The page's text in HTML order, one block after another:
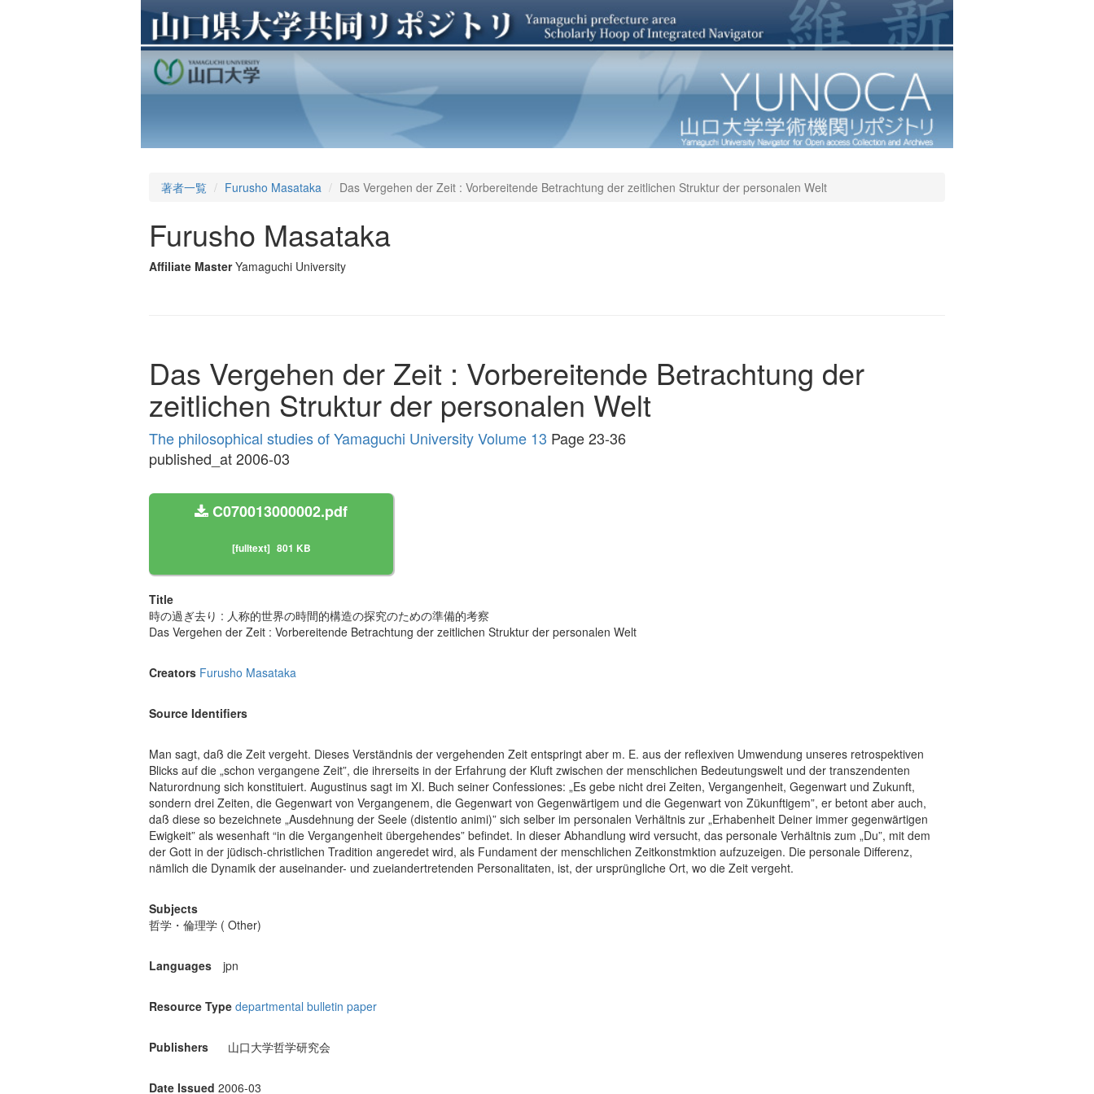
著者一覧 Furusho Masataka Das Vergehen der Zeit : Vorbereitende Betrachtung der zeitlichen Struktur der personalen Welt
Furusho Masataka
Affiliate Master Yamaguchi University
Das Vergehen der Zeit : Vorbereitende Betrachtung der
zeitlichen Struktur der personalen Welt
The philosophical studies of Yamaguchi University Volume 13 Page 23-36
published_at 2006-03
C070013000002.pdf
[fulltext] 801 KB
Title
時の過ぎ去り : 人称的世界の時間的構造の探究のための準備的考察
Das Vergehen der Zeit : Vorbereitende Betrachtung der zeitlichen Struktur der personalen Welt
Creators Furusho Masataka
Source Identifiers
Man sagt, daß die Zeit vergeht. Dieses Verständnis der vergehenden Zeit entspringt aber m. E. aus der reflexiven Umwendung unseres retrospektiven
Blicks auf die „schon vergangene Zeit”, die ihrerseits in der Erfahrung der Kluft zwischen der menschlichen Bedeutungswelt und der transzendenten
Naturordnung sich konstituiert. Augustinus sagt im XI. Buch seiner Confessiones: „Es gebe nicht drei Zeiten, Vergangenheit, Gegenwart und Zukunft,
sondern drei Zeiten, die Gegenwart von Vergangenem, die Gegenwart von Gegenwärtigem und die Gegenwart von Zükunftigem”, er betont aber auch,
daß diese so bezeichnete „Ausdehnung der Seele (distentio animi)” sich selber im personalen Verhältnis zur „Erhabenheit Deiner immer gegenwärtigen
Ewigkeit” als wesenhaft “in die Vergangenheit übergehendes” befindet. In dieser Abhandlung wird versucht, das personale Verhältnis zum „Du”, mit dem
der Gott in der jüdisch-christlichen Tradition angeredet wird, als Fundament der menschlichen Zeitkonstmktion aufzuzeigen. Die personale Differenz,
nämlich die Dynamik der auseinander- und zueiandertretenden Personalitaten, ist, der ursprüngliche Ort, wo die Zeit vergeht.
Subjects
哲学・倫理学 ( Other)
Languages jpn
Resource Type departmental bulletin paper
Publishers 山口大学哲学研究会
Date Issued 2006-03